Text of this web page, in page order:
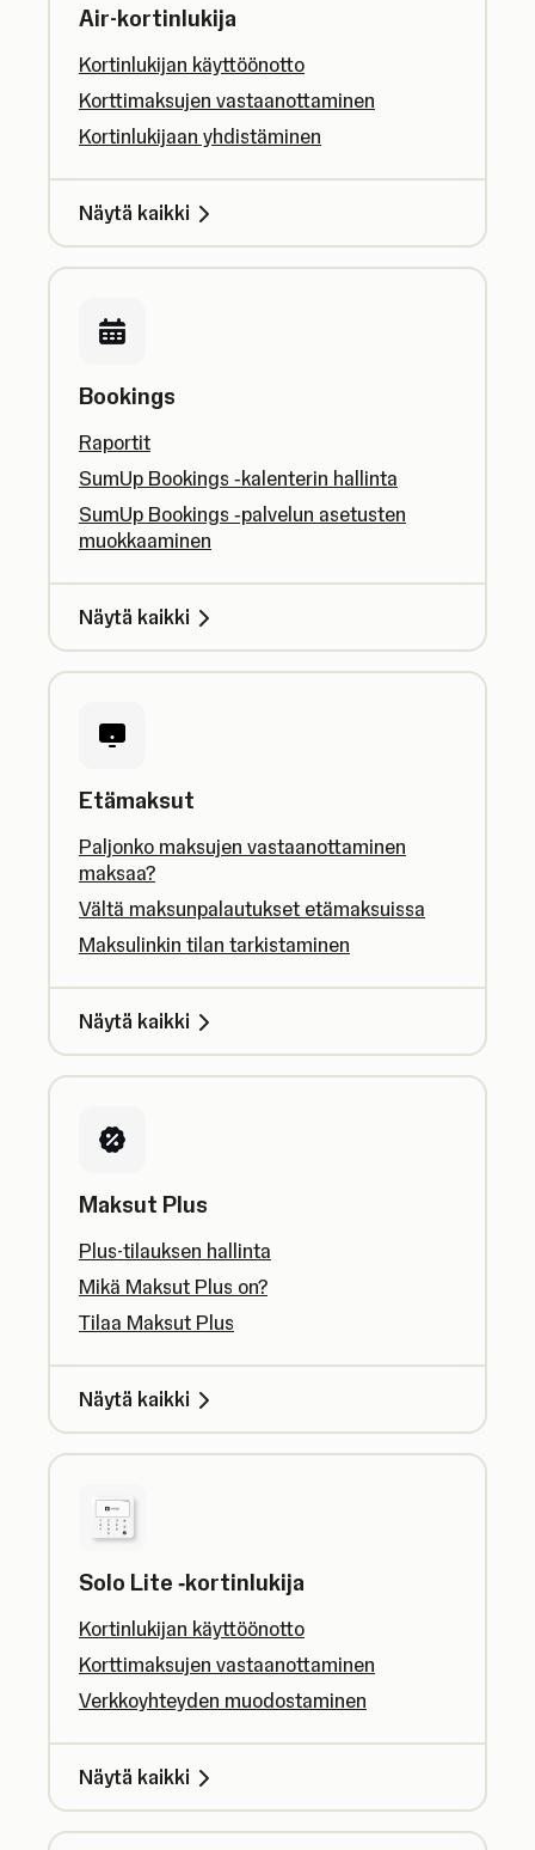
Air-kortinlukija
Kortinlukijan käyttöönotto
Korttimaksujen vastaanottaminen
Kortinlukijaan yhdistäminen
Näytä kaikki
Bookings
Raportit
SumUp Bookings ‑kalenterin hallinta
SumUp Bookings ‑palvelun asetusten
muokkaaminen
Näytä kaikki
Etämaksut
Paljonko maksujen vastaanottaminen
maksaa?
Vältä maksunpalautukset etämaksuissa
Maksulinkin tilan tarkistaminen
Näytä kaikki
Maksut Plus
Plus-tilauksen hallinta
Mikä Maksut Plus on?
Tilaa Maksut Plus
Näytä kaikki
Solo Lite ‑kortinlukija
Kortinlukijan käyttöönotto
Korttimaksujen vastaanottaminen
Verkkoyhteyden muodostaminen
Näytä kaikki